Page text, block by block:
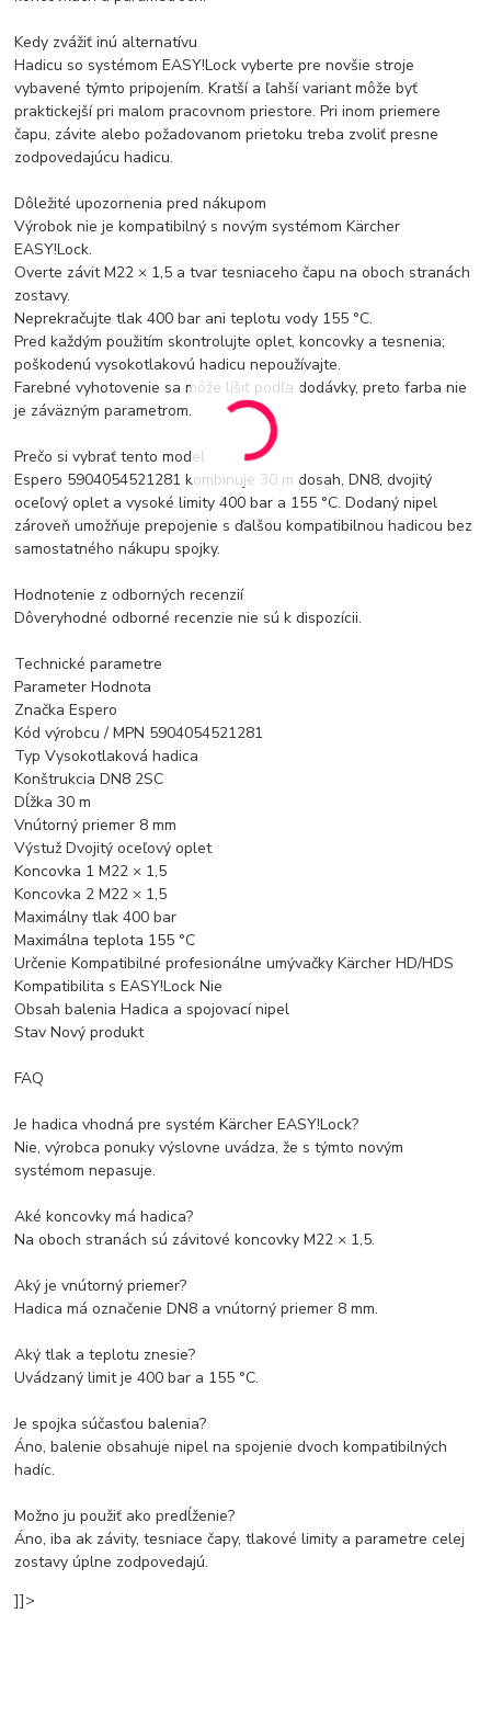
Kedy zvážiť inú alternatívu
Hadicu so systémom EASY!Lock vyberte pre novšie stroje
vybavené týmto pripojením. Kratší a ľahší variant môže byť
praktickejší pri malom pracovnom priestore. Pri inom priemere
čapu, závite alebo požadovanom prietoku treba zvoliť presne
zodpovedajúcu hadicu.
Dôležité upozornenia pred nákupom
Výrobok nie je kompatibilný s novým systémom Kärcher
EASY!Lock.
Overte závit M22 × 1,5 a tvar tesniaceho čapu na oboch stranách
zostavy.
Neprekračujte tlak 400 bar ani teplotu vody 155 °C.
Pred každým použitím skontrolujte oplet, koncovky a tesnenia;
poškodenú vysokotlakovú hadicu nepoužívajte.
Farebné vyhotovenie sa môže líšiť podľa dodávky, preto farba nie
je záväzným parametrom.
Prečo si vybrať tento model
Espero 5904054521281 kombinuje 30 m dosah, DN8, dvojitý
oceľový oplet a vysoké limity 400 bar a 155 °C. Dodaný nipel
zároveň umožňuje prepojenie s ďalšou kompatibilnou hadicou bez
samostatného nákupu spojky.
Hodnotenie z odborných recenzií
Dôveryhodné odborné recenzie nie sú k dispozícii.
Technické parametre
Parameter Hodnota
Značka Espero
Kód výrobcu / MPN 5904054521281
Typ Vysokotlaková hadica
Konštrukcia DN8 2SC
Dĺžka 30 m
Vnútorný priemer 8 mm
Výstuž Dvojitý oceľový oplet
Koncovka 1 M22 × 1,5
Koncovka 2 M22 × 1,5
Maximálny tlak 400 bar
Maximálna teplota 155 °C
Určenie Kompatibilné profesionálne umývačky Kärcher HD/HDS
Kompatibilita s EASY!Lock Nie
Obsah balenia Hadica a spojovací nipel
Stav Nový produkt
FAQ
Je hadica vhodná pre systém Kärcher EASY!Lock?
Nie, výrobca ponuky výslovne uvádza, že s týmto novým
systémom nepasuje.
Aké koncovky má hadica?
Na oboch stranách sú závitové koncovky M22 × 1,5.
Aký je vnútorný priemer?
Hadica má označenie DN8 a vnútorný priemer 8 mm.
Aký tlak a teplotu znesie?
Uvádzaný limit je 400 bar a 155 °C.
Je spojka súčasťou balenia?
Áno, balenie obsahuje nipel na spojenie dvoch kompatibilných
hadíc.
Možno ju použiť ako predĺženie?
Áno, iba ak závity, tesniace čapy, tlakové limity a parametre celej
zostavy úplne zodpovedajú.
]]>